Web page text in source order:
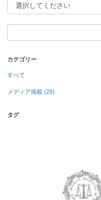
カテゴリー
すべて
メディア掲載 (28)
タグ